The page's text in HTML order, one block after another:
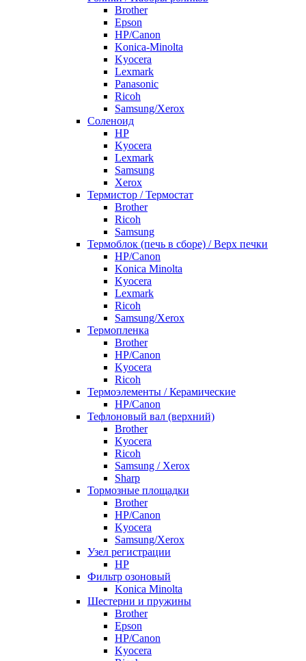
Brother
Epson
HP/Canon
Konica-Minolta
Kyocera
Lexmark
Panasonic
Ricoh
Samsung/Xerox
Соленоид
HP
Kyocera
Lexmark
Samsung
Xerox
Термистор / Термостат
Brother
Ricoh
Samsung
Термоблок (печь в сборе) / Верх печки
HP/Canon
Konica Minolta
Kyocera
Lexmark
Ricoh
Samsung/Xerox
Термопленка
Brother
HP/Canon
Kyocera
Ricoh
Термоэлементы / Керамические
HP/Canon
Тефлоновый вал (верхний)
Brother
Kyocera
Ricoh
Samsung / Xerox
Sharp
Тормозные площадки
Brother
HP/Canon
Kyocera
Samsung/Xerox
Узел регистрации
HP
Фильтр озоновый
Konica Minolta
Шестерни и пружины
Brother
Epson
HP/Canon
Kyocera